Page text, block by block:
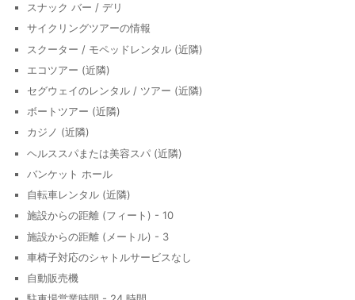
スナック バー / デリ
サイクリングツアーの情報
スクーター / モペッドレンタル (近隣)
エコツアー (近隣)
セグウェイのレンタル / ツアー (近隣)
ボートツアー (近隣)
カジノ (近隣)
ヘルススパまたは美容スパ (近隣)
バンケット ホール
自転車レンタル (近隣)
施設からの距離 (フィート) - 10
施設からの距離 (メートル) - 3
車椅子対応のシャトルサービスなし
自動販売機